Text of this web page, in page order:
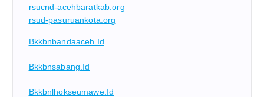
rsucnd-acehbaratkab.org
rsud-pasuruankota.org
Bkkbnbandaaceh.id
Bkkbnsabang.id
Bkkbnlhokseumawe.id